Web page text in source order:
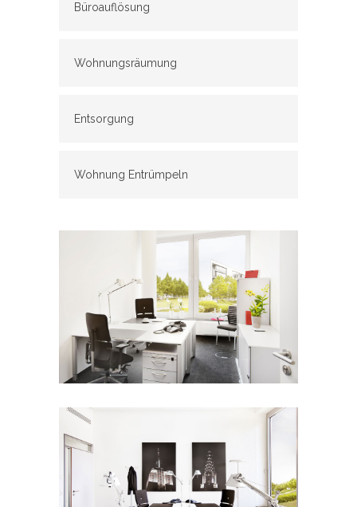
Büroauflösung
Wohnungsräumung
Entsorgung
Wohnung Entrümpeln